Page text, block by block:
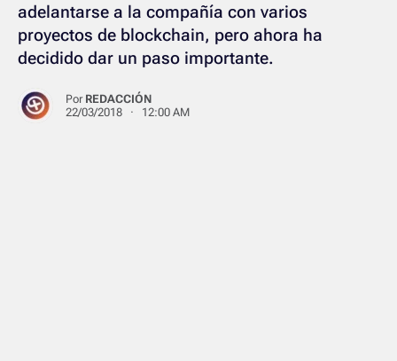
adelantarse a la compañía con varios
proyectos de blockchain, pero ahora ha
decidido dar un paso importante.
Por REDACCIÓN
22/03/2018 · 12:00 AM